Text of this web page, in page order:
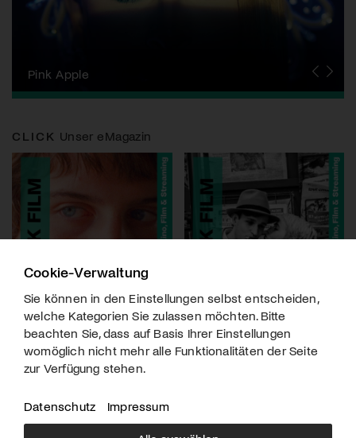
Zurich Film Festival
Pink Apple
Locarno Film Festival
Human Rights Film Festival Zurich
Yesh! Neues aus der jüdischen Filmwelt
Neuchâtel International Fantastic Film Festival
Visions du Réel
Berlinale
Solothurner Filmtage
Geneva International Film Festival
CLICK Unser eMagazin
Cookie-Verwaltung
Sie können in den Einstellungen selbst entscheiden,
welche Kategorien Sie zulassen möchten. Bitte
beachten Sie, dass auf Basis Ihrer Einstellungen
womöglich nicht mehr alle Funktionalitäten der Seite
zur Verfügung stehen.
Datenschutz Impressum